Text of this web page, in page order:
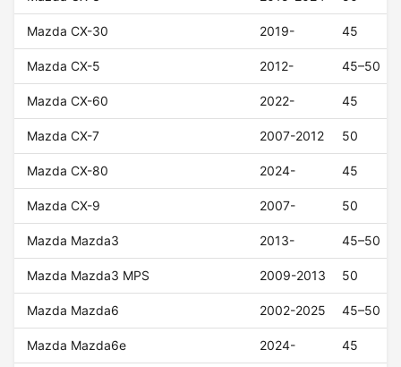
Mazda CX-30 2019- 45
Mazda CX-5 2012- 45–50
Mazda CX-60 2022- 45
Mazda CX-7 2007-2012 50
Mazda CX-80 2024- 45
Mazda CX-9 2007- 50
Mazda Mazda3 2013- 45–50
Mazda Mazda3 MPS 2009-2013 50
Mazda Mazda6 2002-2025 45–50
Mazda Mazda6e 2024- 45